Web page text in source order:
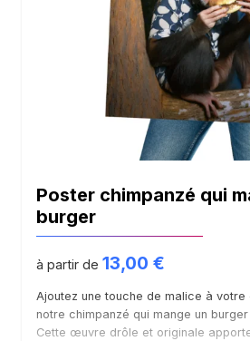
Accueil
Contact
Mon
Poster chimpanzé qui
burger
à partir de 13,00 €
Ajoutez une touche de malice à
notre chimpanzé qui mange un
Cette œuvre drôle et originale